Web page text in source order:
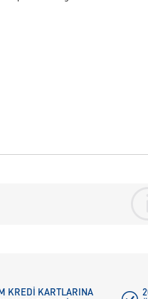
KREDI KARTLARINA